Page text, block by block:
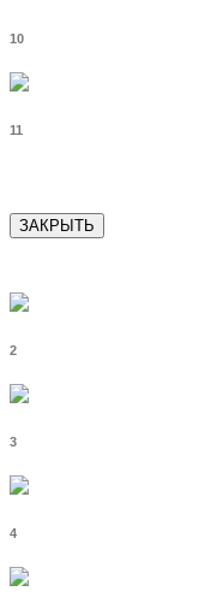
10
11
ЗАКРЫТЬ
2
3
4